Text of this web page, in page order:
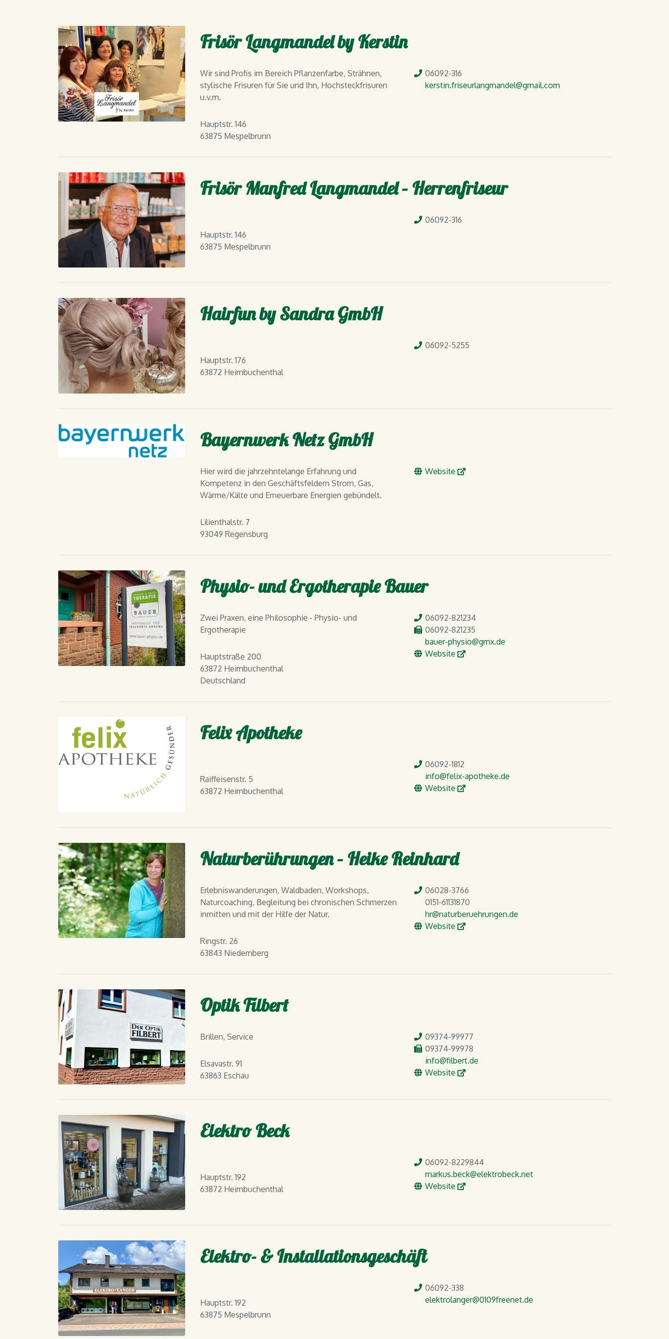
Frisör Langmandel by Kerstin
Wir sind Profis im Bereich Pflanzenfarbe, Strähnen,
stylische Frisuren für Sie und Ihn, Hochsteckfrisuren
u.v.m.
Hauptstr. 146
63875 Mespelbrunn
Tel.
06092-316
E-Mail
kerstin.friseurlangmandel@gmail.com
Frisör Manfred Langmandel – Herrenfriseur
Hauptstr. 146
63875 Mespelbrunn
Tel.
06092-316
Hairfun by Sandra GmbH
Hauptstr. 176
63872 Heimbuchenthal
Tel.
06092-5255
Bayernwerk Netz GmbH
Hier wird die jahrzehntelange Erfahrung und
Kompetenz in den Geschäftsfeldern Strom, Gas,
Wärme/Kälte und Erneuerbare Energien gebündelt.
Lilienthalstr. 7
93049 Regensburg
WWW
Website
Physio- und Ergotherapie Bauer
Zwei Praxen, eine Philosophie - Physio- und
Ergotherapie
Hauptstraße 200
63872 Heimbuchenthal
Deutschland
Tel.
06092-821234
Fax
06092-821235
E-Mail
bauer-physio@gmx.de
WWW
Website
Felix Apotheke
Raiffeisenstr. 5
63872 Heimbuchenthal
Tel.
06092-1812
E-Mail
info@felix-apotheke.de
WWW
Website
Naturberührungen – Heike Reinhard
Erlebniswanderungen, Waldbaden, Workshops,
Naturcoaching, Begleitung bei chronischen Schmerzen
inmitten und mit der Hilfe der Natur.
Ringstr. 26
63843 Niedernberg
Tel.
06028-3766
Mobil
0151-61131870
E-Mail
hr@naturberuehrungen.de
WWW
Website
Optik Filbert
Brillen, Service
Elsavastr. 91
63863 Eschau
Tel.
09374-99977
Fax
09374-99978
E-Mail
info@filbert.de
WWW
Website
Elektro Beck
Hauptstr. 192
63872 Heimbuchenthal
Tel.
06092-8229844
E-Mail
markus.beck@elektrobeck.net
WWW
Website
Elektro- & Installationsgeschäft
Hauptstr. 192
63875 Mespelbrunn
Tel.
06092-338
E-Mail
elektrolanger@0109freenet.de